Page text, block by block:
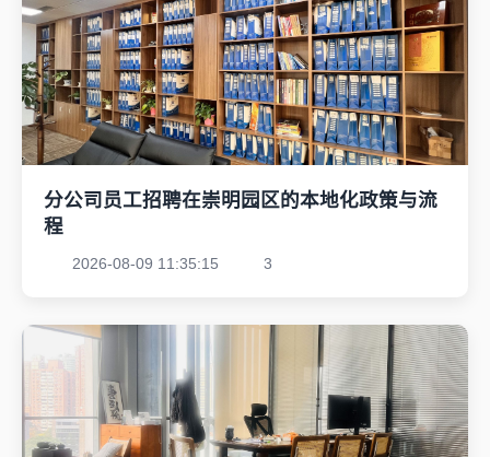
分公司员工招聘在崇明园区的本地化政策与流
程
2026-08-09 11:35:15 3